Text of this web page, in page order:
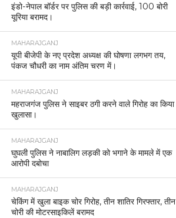
इंडो-नेपाल बॉर्डर पर पुलिस की बड़ी कार्रवाई, 100 बोरी
यूरिया बरामद।
MAHARAJGANJ
यूपी बीजेपी के नए प्रदेश अध्यक्ष की घोषणा लगभग तय,
पंकज चौधरी का नाम अंतिम चरण में।
MAHARAJGANJ
महराजगंज पुलिस ने साइबर ठगी करने वाले गिरोह का किया
खुलासा।
MAHARAJGANJ
घुघली पुलिस ने नाबालिग लड़की को भगाने के मामले में एक
आरोपी दबोचा
MAHARAJGANJ
चेकिंग में खुला बाइक चोर गिरोह, तीन शातिर गिरफ्तार, तीन
चोरी की मोटरसाइकिलें बरामद